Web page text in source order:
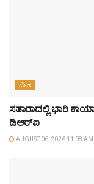
ದೇಶ
ಸತಾರಾದಲ್ಲಿ ಭಾರಿ
ಡಿಆರ್‌ಐ
AUGUST 06, 2026 11:08 AM